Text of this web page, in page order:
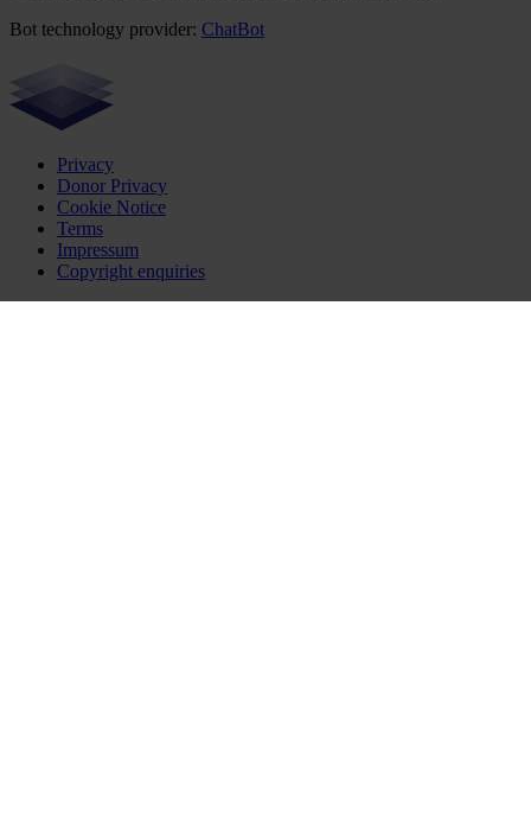
Bot technology provider: ChatBot
Privacy
Donor Privacy
Cookie Notice
Terms
Impressum
Copyright enquiries